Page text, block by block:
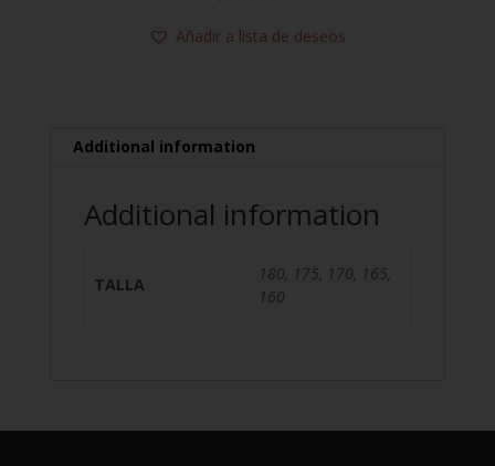
Añadir a lista de deseos
Additional information
Additional information
TALLA
180, 175, 170, 165,
160